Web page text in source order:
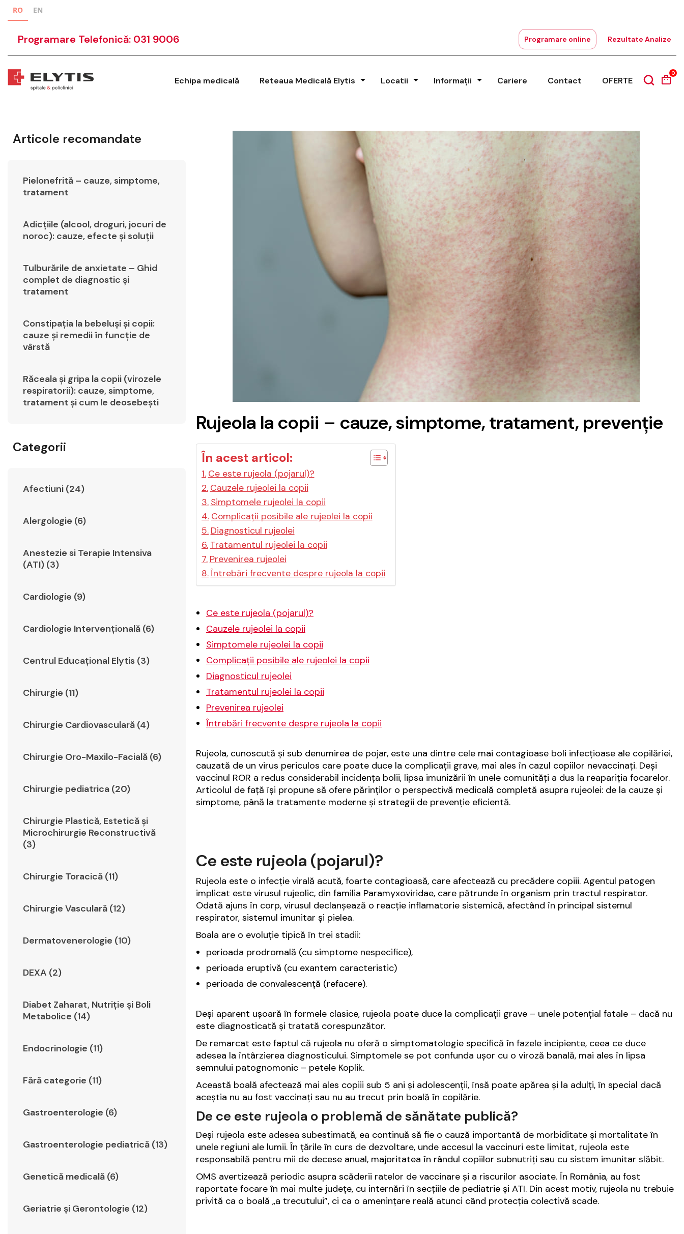
RO EN
Programare Telefonică: 031 9006 Programare online Rezultate Analize
Echipa medicală Reteaua Medicală Elytis Locatii Informații Cariere Contact OFERTE
0
Articole recomandate
Pielonefrită – cauze, simptome,
tratament
Adicțiile (alcool, droguri, jocuri de
noroc): cauze, efecte și soluții
Tulburările de anxietate – Ghid
complet de diagnostic și
tratament
Constipația la bebeluși și copii:
cauze și remedii în funcție de
vârstă
Răceala și gripa la copii (virozele
respiratorii): cauze, simptome,
tratament și cum le deosebești
Categorii
Afectiuni (24)
Alergologie (6)
Anestezie si Terapie Intensiva
(ATI) (3)
Cardiologie (9)
Cardiologie Intervențională (6)
Centrul Educațional Elytis (3)
Chirurgie (11)
Chirurgie Cardiovasculară (4)
Chirurgie Oro-Maxilo-Facială (6)
Chirurgie pediatrica (20)
Chirurgie Plastică, Estetică şi
Microchirurgie Reconstructivă
(3)
Chirurgie Toracică (11)
Chirurgie Vasculară (12)
Dermatovenerologie (10)
DEXA (2)
Diabet Zaharat, Nutriţie şi Boli
Metabolice (14)
Endocrinologie (11)
Fără categorie (11)
Gastroenterologie (6)
Gastroenterologie pediatrică (13)
Genetică medicală (6)
Geriatrie şi Gerontologie (12)
Rujeola la copii – cauze, simptome, tratament, prevenție
În acest articol:
Ce este rujeola (pojarul)?
Cauzele rujeolei la copii
Simptomele rujeolei la copii
Complicații posibile ale rujeolei la copii
Diagnosticul rujeolei
Tratamentul rujeolei la copii
Prevenirea rujeolei
Întrebări frecvente despre rujeola la copii
Ce este rujeola (pojarul)?
Cauzele rujeolei la copii
Simptomele rujeolei la copii
Complicații posibile ale rujeolei la copii
Diagnosticul rujeolei
Tratamentul rujeolei la copii
Prevenirea rujeolei
Întrebări frecvente despre rujeola la copii
Rujeola, cunoscută și sub denumirea de pojar, este una dintre cele mai contagioase boli infecțioase ale copilăriei,
cauzată de un virus periculos care poate duce la complicații grave, mai ales în cazul copiilor nevaccinați. Deși
vaccinul ROR a redus considerabil incidența bolii, lipsa imunizării în unele comunități a dus la reapariția focarelor.
Articolul de față își propune să ofere părinților o perspectivă medicală completă asupra rujeolei: de la cauze și
simptome, până la tratamente moderne și strategii de prevenție eficientă.
Ce este rujeola (pojarul)?
Rujeola este o infecție virală acută, foarte contagioasă, care afectează cu precădere copiii. Agentul patogen
implicat este virusul rujeolic, din familia Paramyxoviridae, care pătrunde în organism prin tractul respirator.
Odată ajuns în corp, virusul declanșează o reacție inflamatorie sistemică, afectând în principal sistemul
respirator, sistemul imunitar și pielea.
Boala are o evoluție tipică în trei stadii:
perioada prodromală (cu simptome nespecifice),
perioada eruptivă (cu exantem caracteristic)
perioada de convalescență (refacere).
Deși aparent ușoară în formele clasice, rujeola poate duce la complicații grave – unele potențial fatale – dacă nu
este diagnosticată și tratată corespunzător.
De remarcat este faptul că rujeola nu oferă o simptomatologie specifică în fazele incipiente, ceea ce duce
adesea la întârzierea diagnosticului. Simptomele se pot confunda ușor cu o viroză banală, mai ales în lipsa
semnului patognomonic – petele Koplik.
Această boală afectează mai ales copiii sub 5 ani și adolescenții, însă poate apărea și la adulți, în special dacă
aceștia nu au fost vaccinați sau nu au trecut prin boală în copilărie.
De ce este rujeola o problemă de sănătate publică?
Deși rujeola este adesea subestimată, ea continuă să fie o cauză importantă de morbiditate și mortalitate în
unele regiuni ale lumii. În țările în curs de dezvoltare, unde accesul la vaccinuri este limitat, rujeola este
responsabilă pentru mii de decese anual, majoritatea în rândul copiilor subnutriți sau cu sistem imunitar slăbit.
OMS avertizează periodic asupra scăderii ratelor de vaccinare și a riscurilor asociate. În România, au fost
raportate focare în mai multe județe, cu internări în secțiile de pediatrie și ATI. Din acest motiv, rujeola nu trebuie
privită ca o boală „a trecutului”, ci ca o amenințare reală atunci când protecția colectivă scade.